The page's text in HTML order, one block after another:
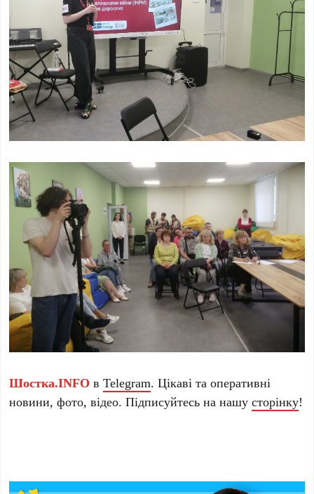
Шостка.INFO вTelegram. Цікаві та оперативні
новини, фото, відео. Підписуйтесь на нашусторінку!